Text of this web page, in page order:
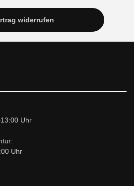
widerrufen
Uhr
Uhr